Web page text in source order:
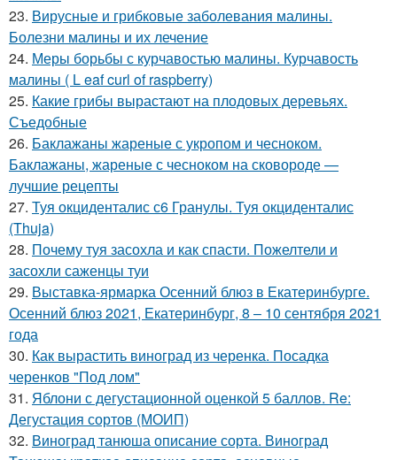
23. Вирусные и грибковые заболевания малины.
Болезни малины и их лечение
24. Меры борьбы с курчавостью малины. Курчавость
малины ( L eaf curl of raspberry)
25. Какие грибы вырастают на плодовых деревьях.
Съедобные
26. Баклажаны жареные с укропом и чесноком.
Баклажаны, жареные с чесноком на сковороде —
лучшие рецепты
27. Туя окциденталис с6 Гранулы. Туя окциденталис
(Thuja)
28. Почему туя засохла и как спасти. Пожелтели и
засохли саженцы туи
29. Выставка-ярмарка Осенний блюз в Екатеринбурге.
Осенний блюз 2021, Екатеринбург, 8 – 10 сентября 2021
года
30. Как вырастить виноград из черенка. Посадка
черенков "Под лом"
31. Яблони с дегустационной оценкой 5 баллов. Re:
Дегустация сортов (МОИП)
32. Виноград танюша описание сорта. Виноград